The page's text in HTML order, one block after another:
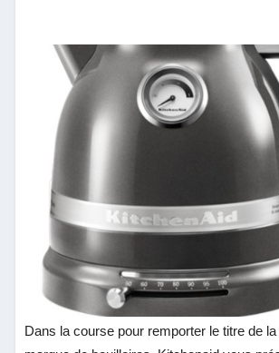
Dans la course pour remporter le titre de